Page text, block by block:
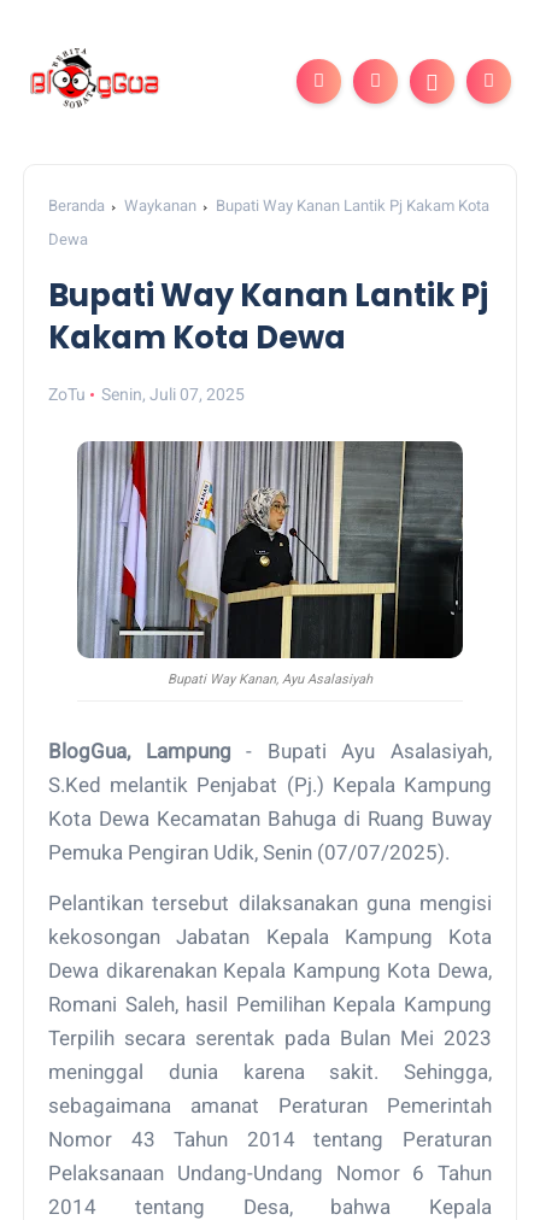
Beranda Waykanan
Bupati Way Kanan Lantik Pj Kakam Kota
Dewa
Bupati Way Kanan Lantik Pj
Kakam Kota Dewa
ZoTu Senin, Juli 07, 2025
Bupati Way Kanan, Ayu Asalasiyah
BlogGua, Lampung - Bupati Ayu Asalasiyah,
S.Ked melantik Penjabat (Pj.) Kepala Kampung
Kota Dewa Kecamatan Bahuga di Ruang Buway
Pemuka Pengiran Udik, Senin (07/07/2025).
Pelantikan tersebut dilaksanakan guna mengisi
kekosongan Jabatan Kepala Kampung Kota
Dewa dikarenakan Kepala Kampung Kota Dewa,
Romani Saleh, hasil Pemilihan Kepala Kampung
Terpilih secara serentak pada Bulan Mei 2023
meninggal dunia karena sakit. Sehingga,
sebagaimana amanat Peraturan Pemerintah
Nomor 43 Tahun 2014 tentang Peraturan
Pelaksanaan Undang-Undang Nomor 6 Tahun
2014 tentang Desa, bahwa Kepala